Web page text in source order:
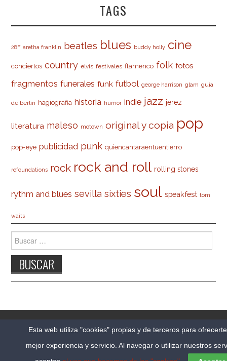
TAGS
28F aretha franklin beatles blues buddy holly cine
conciertos country elvis festivales flamenco folk fotos
fragmentos funerales funk futbol george harrison glam guía
de berlín hagiografia historia humor indie jazz jerez
literatura maleso motown original y copia pop
pop-eye publicidad punk quiencantaraentuentierro
refoundations rock rock and roll rolling stones
rythm and blues sevilla sixties soul speakfest tom
waits
Buscar:
© 2026 CARLESO.COM. TODOS LOS DERECHOS
RESERVADOS.
FASHIONISTA
POR ATHEMES
Esta web utiliza "cookies" propias y de terceros para
mejor experiencia y servicio. Al navegar o utilizar nuestros